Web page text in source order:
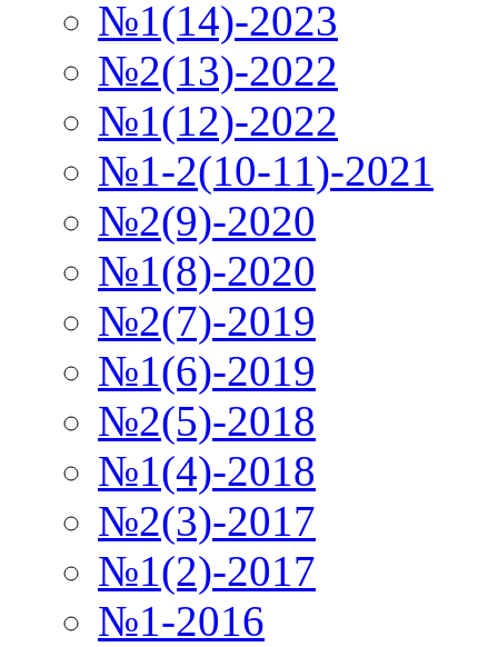
№1(14)-2023
№2(13)-2022
№1(12)-2022
№1-2(10-11)-2021
№2(9)-2020
№1(8)-2020
№2(7)-2019
№1(6)-2019
№2(5)-2018
№1(4)-2018
№2(3)-2017
№1(2)-2017
№1-2016